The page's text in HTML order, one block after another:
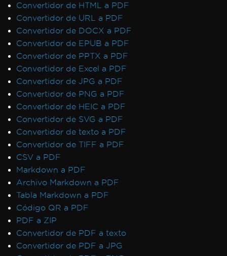
Convertidor de HTML a PDF
Convertidor de URL a PDF
Convertidor de DOCX a PDF
Convertidor de EPUB a PDF
Convertidor de PPTX a PDF
Convertidor de Excel a PDF
Convertidor de JPG a PDF
Convertidor de PNG a PDF
Convertidor de HEIC a PDF
Convertidor de SVG a PDF
Convertidor de texto a PDF
Convertidor de TIFF a PDF
CSV a PDF
Markdown a PDF
Archivo Markdown a PDF
Tabla Markdown a PDF
Código QR a PDF
PDF a ZIP
Convertidor de PDF a texto
Convertidor de PDF a JPG